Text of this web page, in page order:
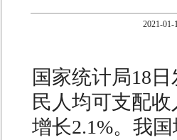
2021-
国家统计局18
民人均可支配
增长2.1%。我